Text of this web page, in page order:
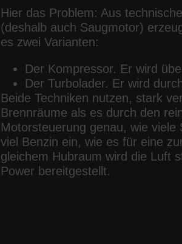
Hier das Problem: Aus
(deshalb auch Saugmotor)
es zwei Varianten:
Der Kompressor. Er wird
Der Turbolader. Er wird
Beide Techniken nutzen, stark
Brennräume als es durch den
Motorsteuerung genau, wie
viel Benzin ein, wie es für eine
gleichem Hubraum wird die Luft
Power bereitgestellt.